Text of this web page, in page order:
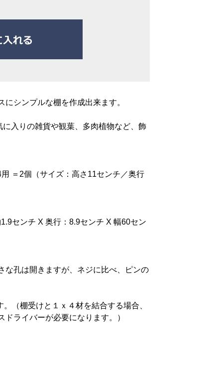
シンプルな棚を作成出来ます。
入りの雑貨や観葉、多肉植物など、飾
＝2個（サイズ：高さ11センチ／奥行
センチ X 奥行：8.9センチ X 幅60セン
孔は開きますが、ネジに比べ、ピンの
（棚受けと１ｘ４材を結合する場合、
ライバーが必要になります。）